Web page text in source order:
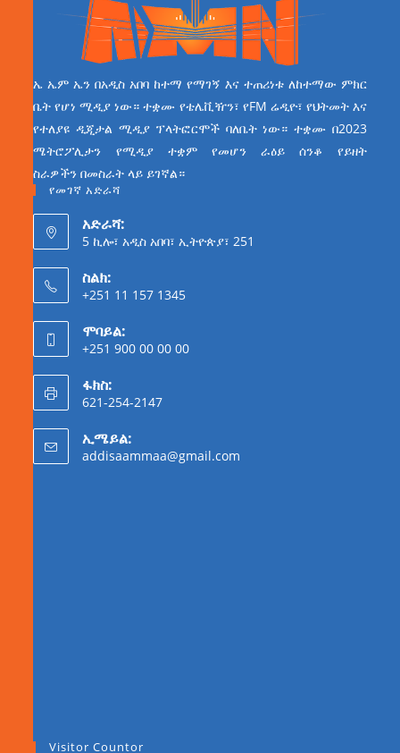
ኤ ኤም ኤን በአዲስ አበባ ከተማ የማገኝ እና ተጠሪነቱ ለከተማው ምክር
ቤት የሆነ ሚዲያ ነው። ተቋሙ የቴሌቪዥን፣ የFM ሬዲዮ፣ የህትመት እና
የተለያዩ ዲጂታል ሚዲያ ፕላትፎርሞች ባለቤት ነው። ተቋሙ በ2023
ሜትሮፖሊታን የሚዲያ ተቋም የመሆን ራዕይ ሰንቆ የይዘት
ስራዎችን በመስራት ላይ ይገኛል።
የመገኛ አድራሻ
አድራሻ:
5 ኪሎ፣ አዲስ አበባ፣ ኢትዮጵያ፣ 251
ስልክ:
+251 11 157 1345
ሞባይል:
+251 900 00 00 00
ፋክስ:
621-254-2147
ኢሜይል:
addisaammaa@gmail.com
Visitor Countor